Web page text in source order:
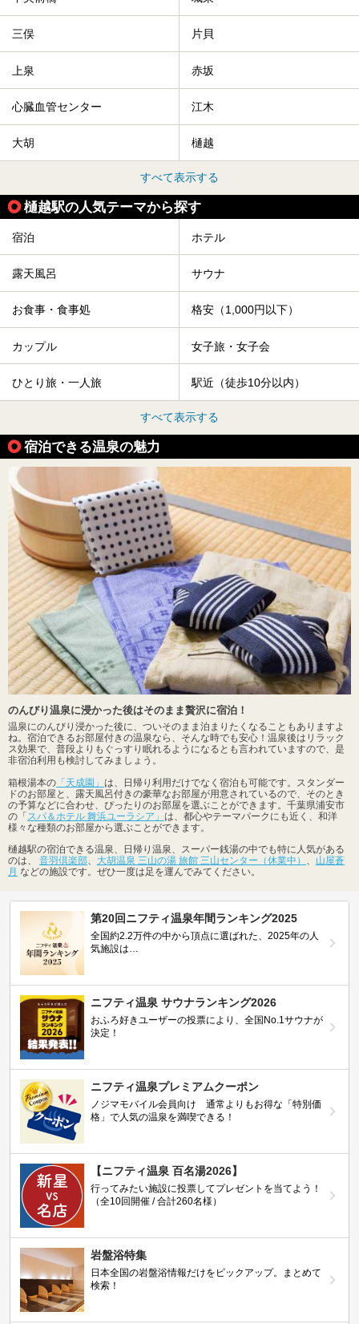
三俣 片貝
上泉 赤坂
心臓血管センター 江木
大胡 樋越
すべて表示する
樋越駅の人気テーマから探す
宿泊 ホテル
露天風呂 サウナ
お食事・食事処 格安（1,000円以下）
カップル 女子旅・女子会
ひとり旅・一人旅 駅近（徒歩10分以内）
すべて表示する
宿泊できる温泉の魅力
のんびり温泉に浸かった後はそのまま贅沢に宿泊！
温泉にのんびり浸かった後に、ついそのまま泊まりたくなることもありますよ
ね。宿泊できるお部屋付きの温泉なら、そんな時でも安心！温泉後はリラック
ス効果で、普段よりもぐっすり眠れるようになるとも言われていますので、是
非宿泊利用も検討してみましょう。
箱根湯本の 「天成園」 は、日帰り利用だけでなく宿泊も可能です。スタンダー
ドのお部屋と、露天風呂付きの豪華なお部屋が用意されているので、そのとき
の予算などに合わせ、ぴったりのお部屋を選ぶことができます。千葉県浦安市
の「スパ＆ホテル 舞浜ユーラシア」 は、都心やテーマパークにも近く、和洋
様々な種類のお部屋から選ぶことができます。
樋越駅の宿泊できる温泉、日帰り温泉、スーパー銭湯の中でも特に人気がある
のは、 音羽倶楽部、 大胡温泉 三山の湯 旅館 三山センター（休業中） 、 山屋蒼
月 などの施設です。ぜひ一度は足を運んでみてください。
第20回ニフティ温泉年間ランキング2025
全国約2.2万件の中から頂点に選ばれた、2025年の人
気施設は…
ニフティ温泉 サウナランキング2026
おふろ好きユーザーの投票により、全国No.1サウナが
決定！
ニフティ温泉プレミアムクーポン
ノジマモバイル会員向け 通常よりもお得な「特別価
格」で人気の温泉を満喫できる！
【ニフティ温泉 百名湯2026】
行ってみたい施設に投票してプレゼントを当てよう！
（全10回開催 / 合計260名様）
岩盤浴特集
日本全国の岩盤浴情報だけをピックアップ。まとめて
検索！